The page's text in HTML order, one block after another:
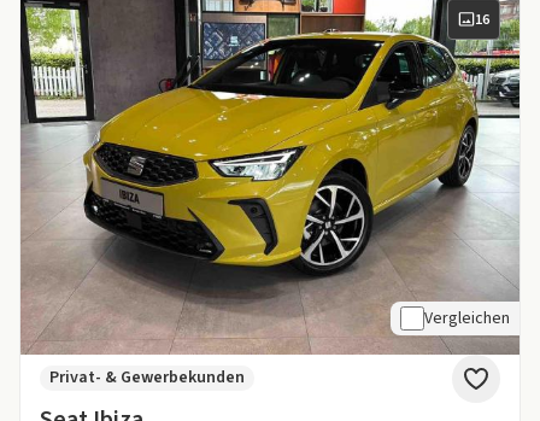
16
Vergleichen
Privat- & Gewerbekunden